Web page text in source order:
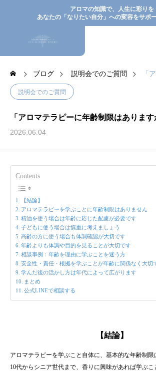
アロマの知識で、人生に彩りを
あなたの「なりたい自分」への変容をサポー
ブログ 説明会でのご質問 「
説明会でのご質問
「アロマテラピーに年齢制限はあります
2026.06.04
Contents
【結論】
アロマテラピーを学ぶことに年齢制限はありません
精油を使う場合は年齢に応じた配慮が必要です
子どもに使う場合は慎重に考えましょう
高齢の方に使う場合も体調確認が大切です
年齢よりも体調や目的を見ることが大切です
相談事例：年齢を理由に学ぶことを迷う方
安全性・責任・根拠を学ぶことが年齢に関係なく大切
学んだ後の活かし方は年代によって広がります
まとめ
公式LINEで相談する
【結論】
アロマテラピーを学ぶこと自体に、基本的な年齢制限
10代からシニア世代まで、香りに興味があれば学ぶ